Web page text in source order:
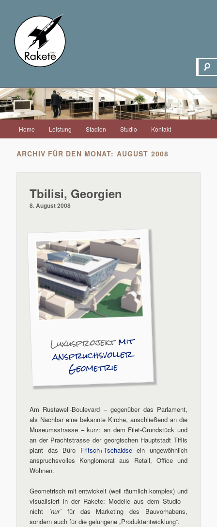
Zum
Inhalt
wechseln
Zum
sekundären
Inhalt
wechseln
Home Leistung Stadion Studio Kontakt
ARCHIV FÜR DEN MONAT: AUGUST 2008
Tbilisi, Georgien
8. August 2008
Luxusprojektmit
anspruchsvoller
Geometrie
Am Rustaweli-Boulevard – gegenüber das Parlament,
als Nachbar eine bekannte Kirche, anschließend an die
Museumsstrasse – kurz: an dem Filet-Grundstück und
an der Prachtstrasse der georgischen Hauptstadt Tiflis
plant das Büro Fritsch+Tschaidseein ungewöhnlich
anspruchsvolles Konglomerat aus Retail, Office und
Wohnen.
Geometrisch mit entwickelt (weil räumlich komplex) und
visualisiert in der Rakete: Modelle aus dem Studio –
nicht ´nur´ für das Marketing des Bauvorhabens,
sondern auch für die gelungene „Produktentwicklung“.